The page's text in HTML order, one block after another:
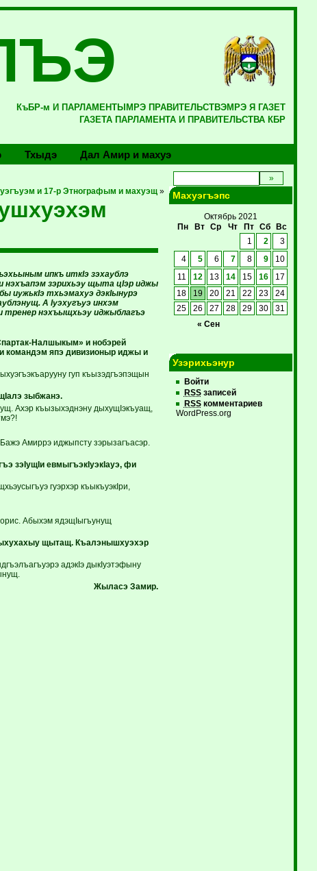
КъБР-м И ПАРЛАМЕНТЫМРЭ ПРАВИТЕЛЬСТВЭМРЭ Я ГАЗЕТ
ГАЗЕТА ПАРЛАМЕНТА И ПРАВИТЕЛЬСТВА КБР
Тхыдэ Дал Амир и махуэ
и 17-р Этнографым и махуэщ»
ипкъ иткIэ зэхаублэ
нэхъапэм зэрихьэу щыта цIэр иджы
иужькIэ тхьэмахуэ дэкIынурэ
А Iуэхугъуэ инхэм
тренер нэхъыщхьэу иджыблагъэ
Налшыкым» и нобэрей
командэм япэ дивизионыр иджы и
гуп къызэдгъэпэщын
зыбжанэ.
Ахэр къызыхэднэну дыхущIэкъуащ,
Амиррэ иджыпсту зэрызагъасэр.
зэIущIи евмыгъэкIуэкIауэ, фи
гуэрхэр къыкъуэкIри,
Абыхэм ядэщIыгъунущ
щытащ. Къалэнышхуэхэр
адэкIэ дыкIуэтэфыну
Жыласэ Замир.
Махуэгъэпс
Октябрь 2021
Пн
Вт Ср Чт Пт Сб Вс
« Сен
1 2 3
4 5 6 7 8 9 10
11 12 13 14 15 16
17
18
19 20 21 22 23
24
25
26 27 28 29 30 31
Узэрихьэнур
Войти
RSSзаписей
RSSкомментариев
WordPress.org